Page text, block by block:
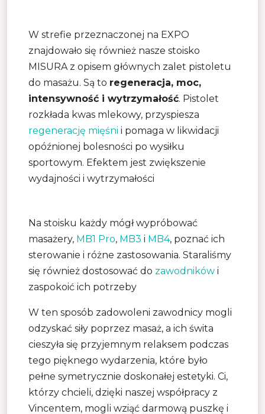
W strefie przeznaczonej na EXPO
znajdowało się również nasze stoisko
MISURA z opisem głównych zalet pistoletu
do masażu. Są to regeneracja, moc,
intensywność i wytrzymałość. Pistolet
rozkłada kwas mlekowy, przyspiesza
regenerację mięśni i pomaga w likwidacji
opóźnionej bolesności po wysiłku
sportowym. Efektem jest zwiększenie
wydajności i wytrzymałości
Na stoisku każdy mógł wypróbować
masażery, MB1 Pro, MB3 i MB4, poznać ich
sterowanie i różne zastosowania. Staraliśmy
się również dostosować do zawodników i
zaspokoić ich potrzeby
W ten sposób zadowoleni zawodnicy mogli
odzyskać siły poprzez masaż, a ich świta
cieszyła się przyjemnym relaksem podczas
tego pięknego wydarzenia, które było
pełne symetrycznie doskonałej estetyki. Ci,
którzy chcieli, dzięki naszej współpracy z
Vincentem, mogli wziąć darmową puszkę i